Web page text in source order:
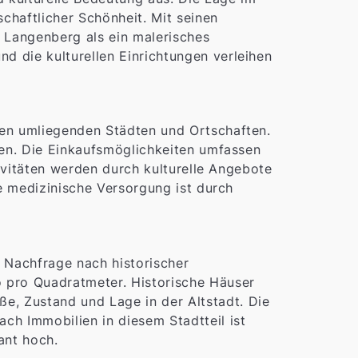
Schönheit. Mit seinen
als ein malerisches
die kulturellen Einrichtungen verleihen
umliegenden Städten und Ortschaften.
Die Einkaufsmöglichkeiten umfassen
werden durch kulturelle Angebote
Versorgung ist durch
nach historischer
Quadratmeter. Historische Häuser
Zustand und Lage in der Altstadt. Die
Immobilien in diesem Stadtteil ist
hoch.